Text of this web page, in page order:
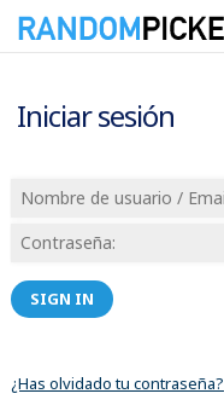
Iniciar sesión
SIGN IN
¿Has olvidado tu contraseña?